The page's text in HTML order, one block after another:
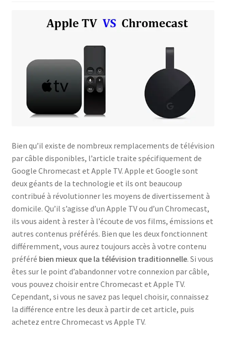
Shop
Bien qu’il existe de nombreux remplacements de télévision
par câble disponibles, l’article traite spécifiquement de
Google Chromecast et Apple TV. Apple et Google sont
deux géants de la technologie et ils ont beaucoup
contribué à révolutionner les moyens de divertissement à
domicile. Qu’il s’agisse d’un Apple TV ou d’un Chromecast,
ils vous aident à rester à l’écoute de vos films, émissions et
autres contenus préférés. Bien que les deux fonctionnent
différemment, vous aurez toujours accès à votre contenu
préféré bien mieux que la télévision traditionnelle. Si vous
êtes sur le point d’abandonner votre connexion par câble,
vous pouvez choisir entre Chromecast et Apple TV.
Cependant, si vous ne savez pas lequel choisir, connaissez
la différence entre les deux à partir de cet article, puis
achetez entre Chromecast vs Apple TV.